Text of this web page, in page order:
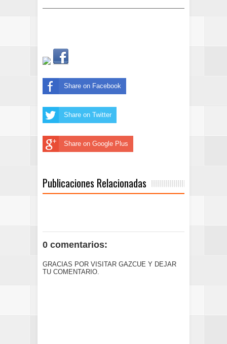
Share on Facebook
Share on Twitter
Share on Google Plus
Publicaciones Relacionadas
0 comentarios:
GRACIAS POR VISITAR GAZCUE Y DEJAR
TU COMENTARIO.